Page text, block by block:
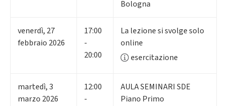
Bologna
venerdì, 27
febbraio 2026
17:00
-
20:00
La lezione si svolge solo
online
esercitazione
martedì,3
marzo 2026
12:00
-
AULA SEMINARI SDE
Piano Primo